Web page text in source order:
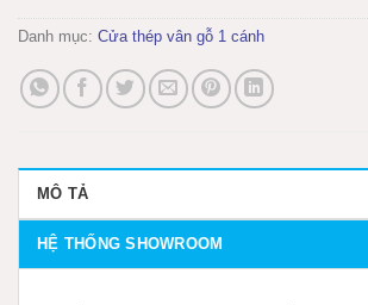
Danh mục: Cửa thép vân gỗ 1 cánh
MÔ TẢ
HỆ THỐNG SHOWROOM